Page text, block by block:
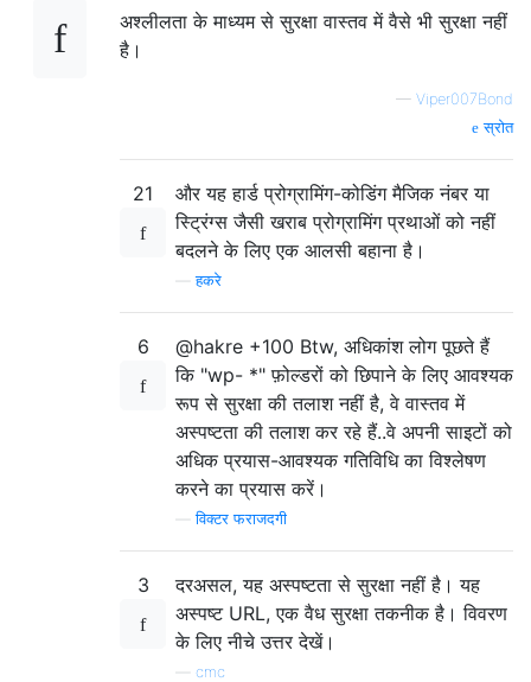
अश्लीलता के माध्यम से सुरक्षा वास्तव में वैसे भी सुरक्षा नहीं
है।
— Viper007Bond
स्रोत
21
और यह हार्ड प्रोग्रामिंग-कोडिंग मैजिक नंबर या
स्ट्रिंग्स जैसी खराब प्रोग्रामिंग प्रथाओं को नहीं
बदलने के लिए एक आलसी बहाना है।
—हकरे
6
@hakre +100 Btw, अधिकांश लोग पूछते हैं
कि "wp- *" फ़ोल्डरों को छिपाने के लिए आवश्यक
रूप से सुरक्षा की तलाश नहीं है, वे वास्तव में
अस्पष्टता की तलाश कर रहे हैं..वे अपनी साइटों को
अधिक प्रयास-आवश्यक गतिविधि का विश्लेषण
करने का प्रयास करें।
—विक्टर फराजदगी
3
दरअसल, यह अस्पष्टता से सुरक्षा नहीं है। यह
अस्पष्ट URL, एक वैध सुरक्षा तकनीक है। विवरण
के लिए नीचे उत्तर देखें।
cmc